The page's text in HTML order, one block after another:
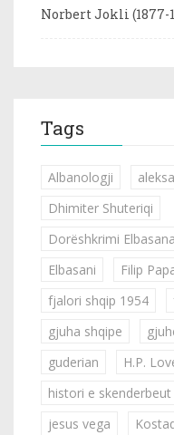
Norbert Jokli (1877-
Tags
Albanologji
Dhimiter Shuteriqi
Dorëshkrimi
Elbasani
Filip
fjalori shqip 1954
gjuha shqipe
guderian
H.P.
histori e skenderbeut
jesus vega